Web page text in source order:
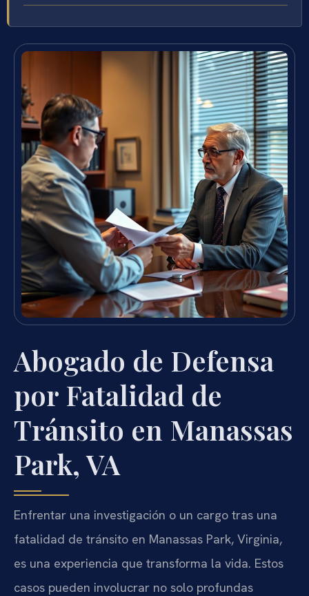
Abogado de Defensa
por Fatalidad de
Tránsito en Manassas
Park, VA
Enfrentar una investigación o un cargo tras una
fatalidad de tránsito en Manassas Park, Virginia,
es una experiencia que transforma la vida. Estos
casos pueden involucrar no solo profundas